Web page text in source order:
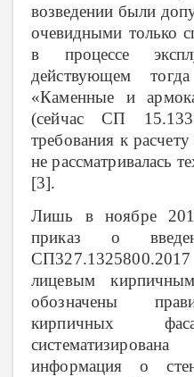
возведении были
очевидными только
в процессе
действующем тогда
«Каменные и
(сейчас СП
требования к
не рассматривалась
[3].
Лишь в ноябре
приказ о
лицевым
обозначены
кирпичных
информация о